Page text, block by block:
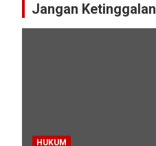
Jangan Ketinggalan
HUKUM